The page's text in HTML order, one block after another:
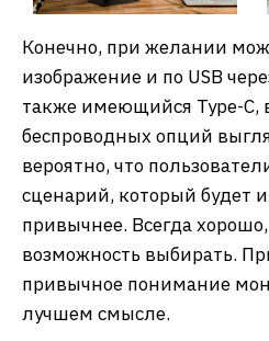
Конечно, при желании
изображение и по USB
также имеющийся Type-C,
беспроводных опций
вероятно, что
сценарий, который будет
привычнее. Всегда хорошо,
возможность выбирать.
привычное понимание
лучшем смысле.